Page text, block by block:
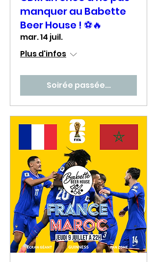
manquer au Babette
Beer House ! ⚽🔥
mar. 14 juil.
Plus d'infos
Soirée passée...